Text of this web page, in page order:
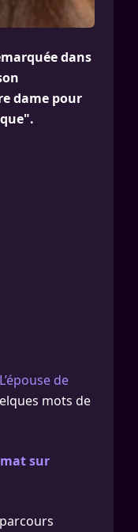
dans
dame pour
L’épouse de
mots de
sur